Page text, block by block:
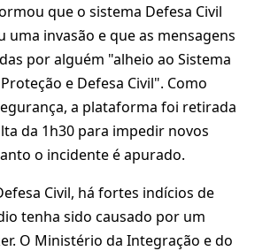
que o sistema Defesa Civil
uma invasão e que as mensagens
por alguém "alheio ao Sistema
e Defesa Civil". Como
a plataforma foi retirada
da 1h30 para impedir novos
o incidente é apurado.
Civil, há fortes indícios de
tenha sido causado por um
O Ministério da Integração e do